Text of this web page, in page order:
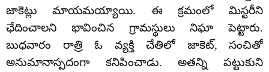
జాకెట్లు మాయమయ్యాయి. ఈ క్రమంలో మిస్టరీని
ఛేదించాలని భావించిన గ్రామస్థులు నిఘా పెట్టారు.
బుధవారం రాత్రి ఓ వ్యక్తి చేతిలో జాకెట్‌, సంచితో
అనుమానాస్పదంగా కనిపించాడు. అతన్ని పట్టుకుని